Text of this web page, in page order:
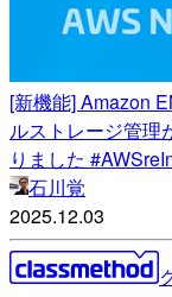
[新機能] Amazon
ルストレージ管理
りました
石川覚
2025.12.03